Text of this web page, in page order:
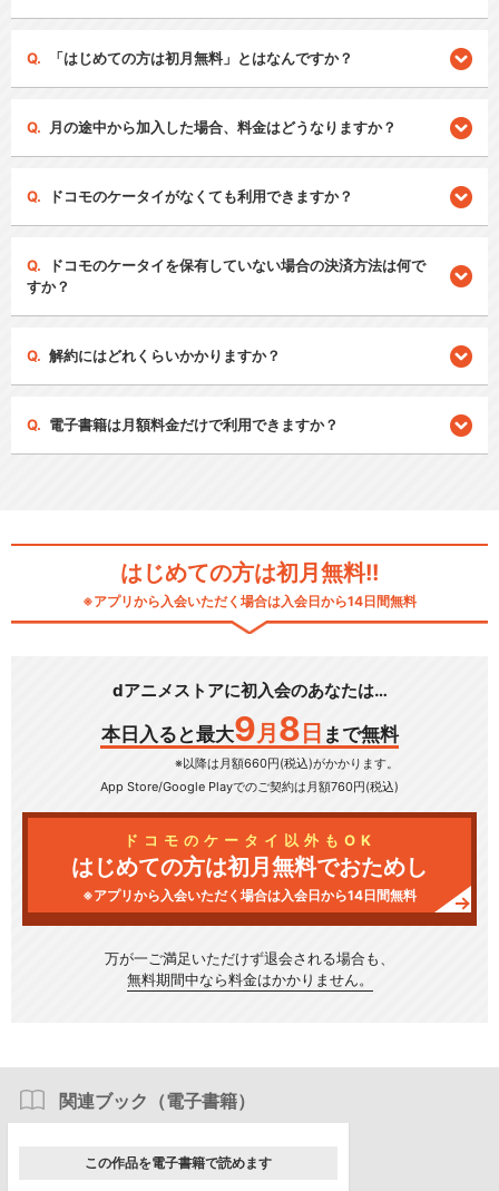
「はじめての方は初月無料」とはなんですか？
月の途中から加入した場合、料金はどうなりますか？
ドコモのケータイがなくても利用できますか？
ドコモのケータイを保有していない場合の決済方法は何で
すか？
解約にはどれくらいかかりますか？
電子書籍は月額料金だけで利用できますか？
はじめての方は初月無料!!
※アプリから入会いただく場合は入会日から14日間無料
dアニメストアに初入会のあなたは…
本日入ると最大9 月 8 日 まで無料
※以降は月額660円(税込)がかかります。
App Store/Google Playでのご契約は月額760円(税込)
ドコモのケータイ以外もOK
はじめての方は初月無料でおためし
※アプリから入会いただく場合は入会日から14日間無料
万が一ご満足いただけず退会される場合も、
無料期間中なら料金はかかりません。
関連ブック（電子書籍）
この作品を電子書籍で読めます